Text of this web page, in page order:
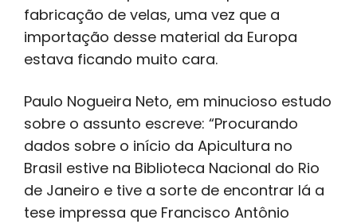
fabricação de velas, uma vez que a
importação desse material da Europa
estava ficando muito cara.
Paulo Nogueira Neto, em minucioso estudo
sobre o assunto escreve: “Procurando
dados sobre o início da Apicultura no
Brasil estive na Biblioteca Nacional do Rio
de Janeiro e tive a sorte de encontrar lá a
tese impressa que Francisco Antônio